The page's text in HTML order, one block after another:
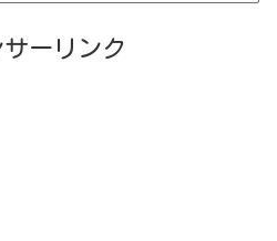
ーリンク